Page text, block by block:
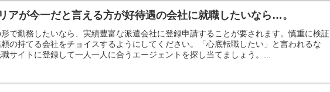
アが今一だと言える方が好待遇の会社に就職したいなら…。
で勤務したいなら、実績豊富な派遣会社に登録申請することが要されます。慎重に検証
頼の持てる会社をチョイスするようにしてください。「心底転職したい」と言われるな
サイトに登録して一人一人に合うエージェントを探し当てましょう。...